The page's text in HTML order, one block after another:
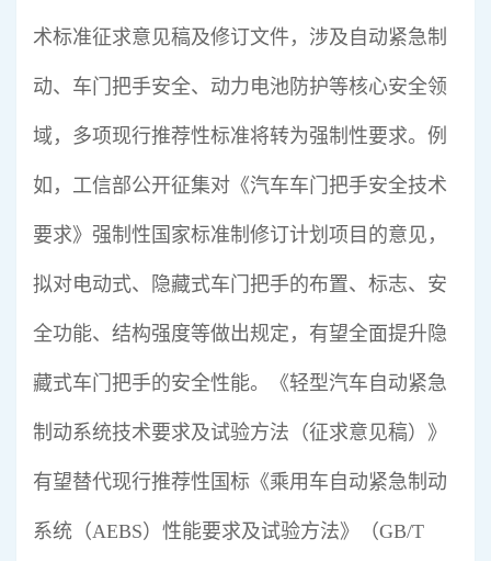
术标准征求意见稿及修订文件，涉及自动紧急制
动、车门把手安全、动力电池防护等核心安全领
域，多项现行推荐性标准将转为强制性要求。例
如，工信部公开征集对《汽车车门把手安全技术
要求》强制性国家标准制修订计划项目的意见，
拟对电动式、隐藏式车门把手的布置、标志、安
全功能、结构强度等做出规定，有望全面提升隐
藏式车门把手的安全性能。《轻型汽车自动紧急
制动系统技术要求及试验方法（征求意见稿）》
有望替代现行推荐性国标《乘用车自动紧急制动
系统（AEBS）性能要求及试验方法》（GB/T